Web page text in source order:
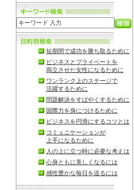
短期間で成功を勝ち取るために
ビジネスとプライベートを
両立させた女性になるために
ワンランク上のステージで
活躍するために
問題解決をすばやくするために
国際力を身につけるために
ビジネスを円滑にするコツとは
コミュニケーションが
上手になるために
人の上に立つ時に必要な考えは
心身ともに美しくなるには
感性豊かな毎日を送るには